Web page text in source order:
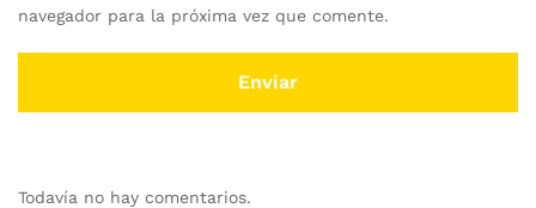
navegador para la próxima vez que comente.
Todavía no hay comentarios.